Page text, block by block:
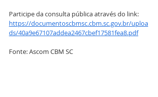
Participe da consulta pública através do link:
https://documentoscbmsc.cbm.sc.gov.br/uploa
ds/40a9e67107addea2467cbef17581fea8.pdf
Fonte: Ascom CBM SC